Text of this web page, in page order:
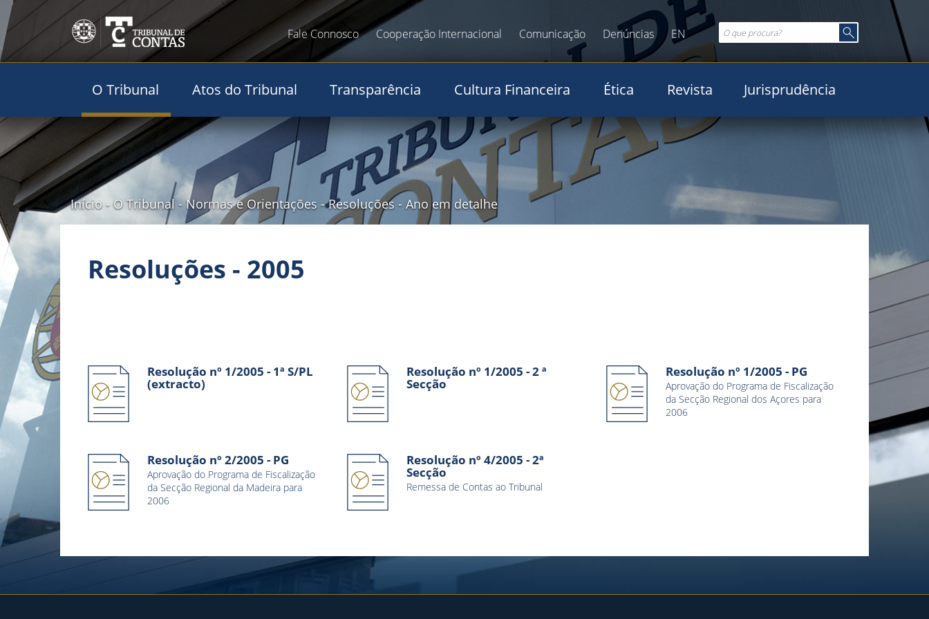
Fale Connosco Cooperação Internacional Comunicação Denúncias EN
O Tribunal Atos do Tribunal Transparência Cultura Financeira Ética Revista Jurisprudência
Início - O Tribunal - Normas e Orientações - Resoluções - Ano em detalhe
Resoluções - 2005
Resolução nº 1/2005 - 1ª S/PL
(extracto)
Resolução nº 1/2005 - 2 ª
Secção
Resolução nº 1/2005 - PG
Aprovação do Programa de Fiscalização
da Secção Regional dos Açores para
2006
Resolução nº 2/2005 - PG
Aprovação do Programa de Fiscalização
da Secção Regional da Madeira para
2006
Resolução nº 4/2005 - 2ª
Secção
Remessa de Contas ao Tribunal